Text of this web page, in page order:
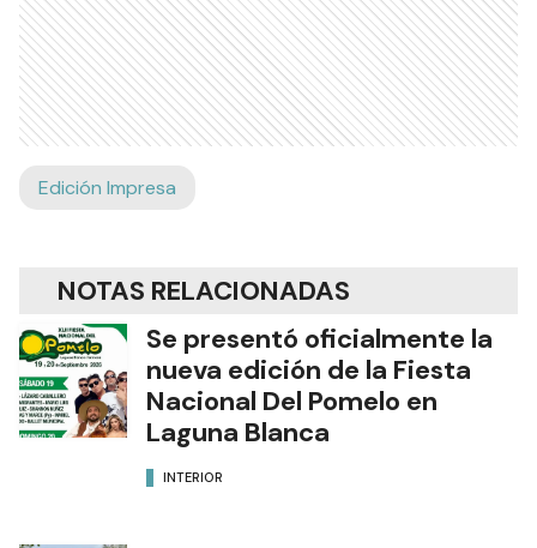
Edición Impresa
NOTAS RELACIONADAS
Se presentó oficialmente la
nueva edición de la Fiesta
Nacional Del Pomelo en
Laguna Blanca
INTERIOR